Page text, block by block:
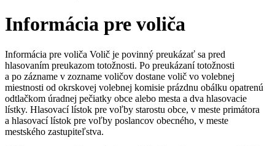
Informácia pre voliča
Informácia pre voliča Volič je povinný preukázať sa pred
hlasovaním preukazom totožnosti. Po preukázaní totožnosti
a po zázname v zozname voličov dostane volič vo volebnej
miestnosti od okrskovej volebnej komisie prázdnu obálku opatrenú
odtlačkom úradnej pečiatky obce alebo mesta a dva hlasovacie
lístky. Hlasovací lístok pre voľby starostu obce, v meste primátora
a hlasovací lístok pre voľby poslancov obecného, v meste
mestského zastupiteľstva.